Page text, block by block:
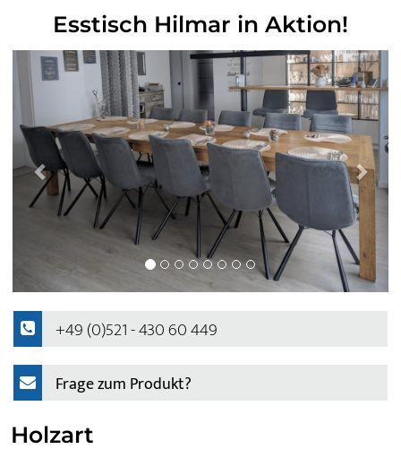
Esstisch Hilmar in Aktion!
+49 (0)521 - 430 60 449
Frage zum Produkt?
Holzart